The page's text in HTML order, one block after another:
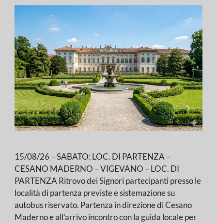
15/08/26 – SABATO: LOC. DI PARTENZA –
CESANO MADERNO – VIGEVANO – LOC. DI
PARTENZA Ritrovo dei Signori partecipanti presso le
località di partenza previste e sistemazione su
autobus riservato. Partenza in direzione di Cesano
Maderno e all’arrivo incontro con la guida locale per